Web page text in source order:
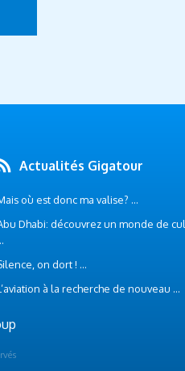
Actualités Gigatour
où est donc ma valise? ...
Dhabi: découvrez un monde de cul
on dort ! ...
à la recherche de nouveau ...